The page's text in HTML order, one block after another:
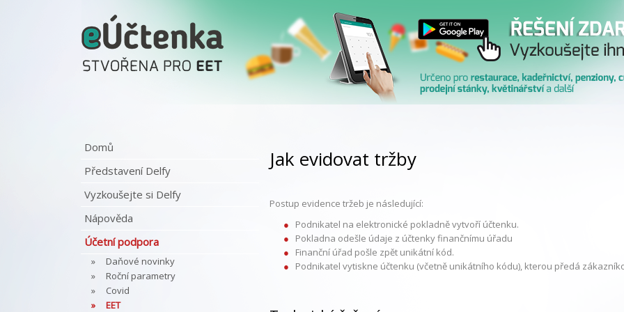
Domů
Představení Delfy
Vyzkoušejte si Delfy
Nápověda
Účetní podpora
Daňové novinky
Roční parametry
Covid
EET
Jak evidovat tržby
Postup evidence tržeb je následující:
Podnikatel na elektronické pokladně vytvoří účtenku.
Pokladna odešle údaje z účtenky finančnímu úřadu
Finanční úřad pošle zpět unikátní kód.
Podnikatel vytiskne účtenku (včetně unikátního kódu), kterou předá